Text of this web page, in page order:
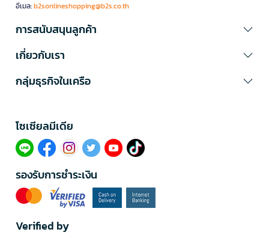
อีเมล:b2sonlineshopping@b2s.co.th
การสนับสนุนลูกค้า
เกี่ยวกับเรา
กลุ่มธุรกิจในเครือ
โซเซียลมีเดีย​
รองรับการชำระเงิน
Verified by